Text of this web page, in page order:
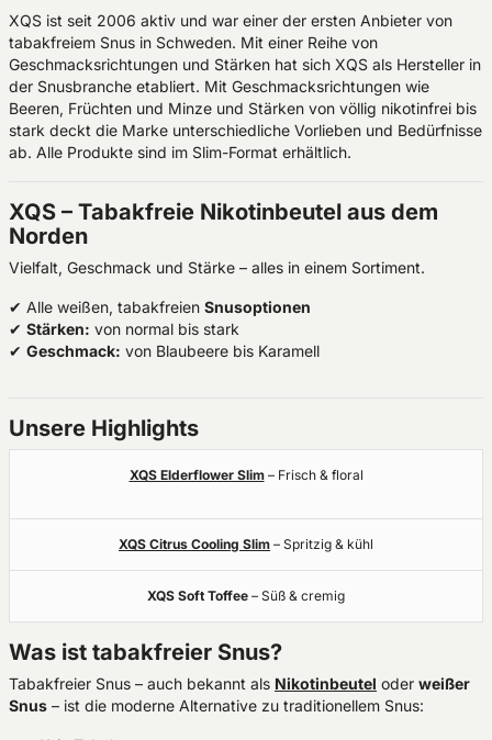
XQS ist seit 2006 aktiv und war einer der ersten Anbieter von
tabakfreiem Snus in Schweden. Mit einer Reihe von
Geschmacksrichtungen und Stärken hat sich XQS als Hersteller in
der Snusbranche etabliert. Mit Geschmacksrichtungen wie
Beeren, Früchten und Minze und Stärken von völlig nikotinfrei bis
stark deckt die Marke unterschiedliche Vorlieben und Bedürfnisse
ab. Alle Produkte sind im Slim-Format erhältlich.
XQS – Tabakfreie Nikotinbeutel aus dem
Norden
Vielfalt, Geschmack und Stärke – alles in einem Sortiment.
✔ Alle weißen, tabakfreien Snusoptionen
✔ Stärken: von normal bis stark
✔ Geschmack: von Blaubeere bis Karamell
Unsere Highlights
XQS Elderflower Slim– Frisch & floral
XQS Citrus Cooling Slim – Spritzig & kühl
XQS Soft Toffee – Süß & cremig
Was ist tabakfreier Snus?
Tabakfreier Snus – auch bekannt als Nikotinbeutel oder weißer
Snus – ist die moderne Alternative zu traditionellem Snus: